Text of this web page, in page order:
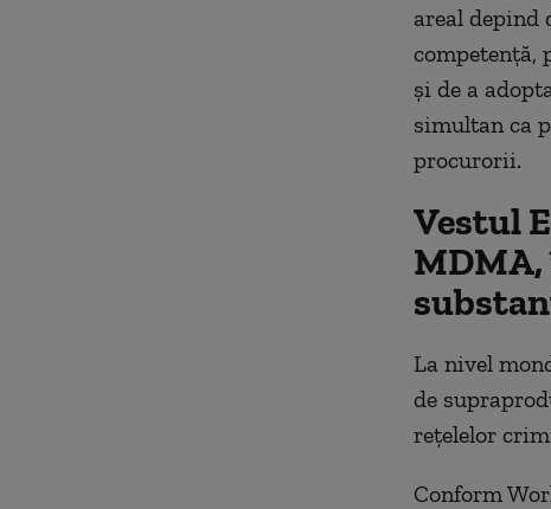
areal depind
competenţă,
şi de a
simultan ca
procurorii.
Vestul
La nivel
de
reţelelor
Conform